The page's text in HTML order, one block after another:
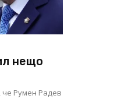
нещо
Румен Радев